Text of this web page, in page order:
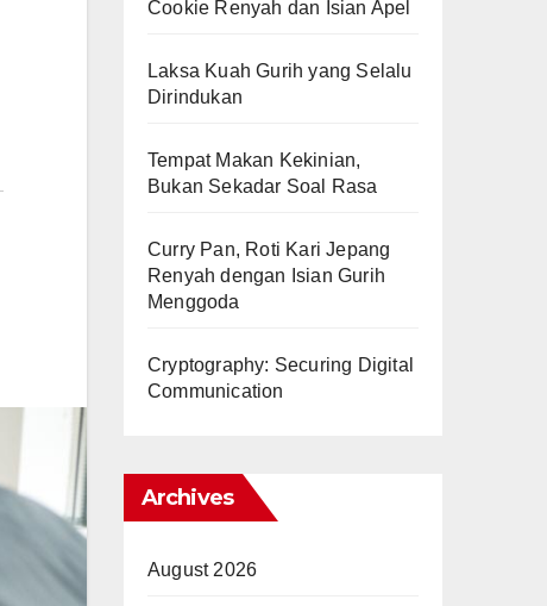
Cookie Renyah dan Isian Apel
Laksa Kuah Gurih yang Selalu
Dirindukan
Tempat Makan Kekinian,
Bukan Sekadar Soal Rasa
Curry Pan, Roti Kari Jepang
Renyah dengan Isian Gurih
Menggoda
Cryptography: Securing Digital
Communication
Archives
August 2026